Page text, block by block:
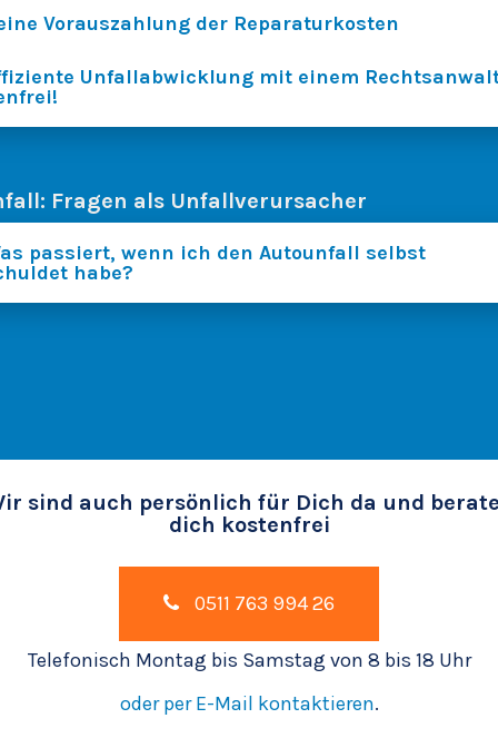
Vorauszahlung der Reparaturkosten
Unfallabwicklung mit einem
Fragen als Unfallverursacher
passiert, wenn ich den Autounfall selbst
habe?
sind auch persönlich für Dich da und
dich kostenfrei
0511 763 994 26
Telefonisch Montag bis Samstag von 8 bis 18 Uhr
oder per E-Mail kontaktieren.